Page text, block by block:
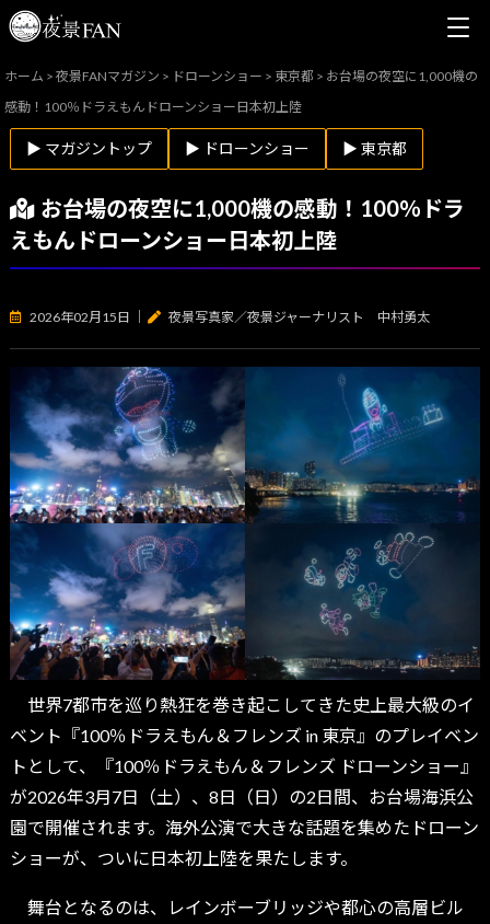
ホーム >夜景FANマガジン > ドローンショー > 東京都 > お台場の夜空に1,000機の
感動！100％ドラえもんドローンショー日本初上陸
▶ マガジントップ ▶ ドローンショー ▶ 東京都
お台場の夜空に1,000機の感動！100％ドラ
えもんドローンショー日本初上陸
2026年02月15日 夜景写真家／夜景ジャーナリスト 中村勇太
世界7都市を巡り熱狂を巻き起こしてきた史上最大級のイ
ベント『100％ドラえもん＆フレンズ in 東京』のプレイベン
トとして、『100％ドラえもん＆フレンズ ドローンショー』
が2026年3月7日（土）、8日（日）の2日間、お台場海浜公
園で開催されます。海外公演で大きな話題を集めたドローン
ショーが、ついに日本初上陸を果たします。
舞台となるのは、レインボーブリッジや都心の高層ビル